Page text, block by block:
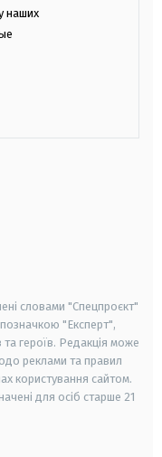
наших
словами "Спецпроєкт"
"Експерт",
героїв. Редакція може
реклами та правил
користування сайтом.
для осіб старше 21